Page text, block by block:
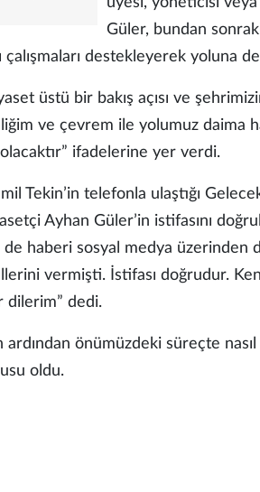
Güler, bundan
çalışmaları destekleyerek yoluna
üstü bir bakış açısı ve
ve çevrem ile yolumuz daima
ifadelerine yer verdi.
Tekin’in telefonla ulaştığı
Ayhan Güler’in istifasını
de haberi sosyal medya üzerinden
vermişti. İstifası doğrudur.
dilerim” dedi.
ardından önümüzdeki süreçte
oldu.